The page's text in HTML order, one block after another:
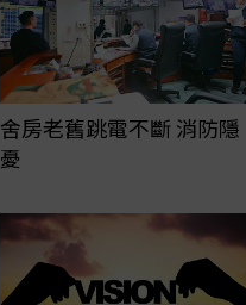
舍房老舊跳電不斷 消防隱
憂